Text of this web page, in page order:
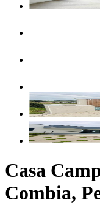
Casa
Combia,